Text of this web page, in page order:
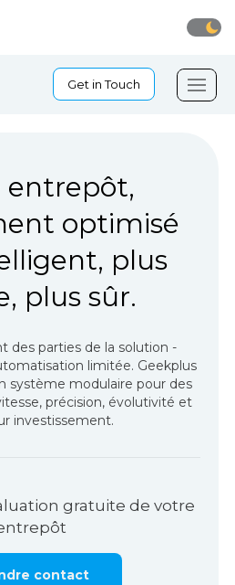
Get in Touch
entrepôt,
optimisé
plus
plus sûr.
des parties de la solution -
limitée. Geekplus
système modulaire pour des
précision, évolutivité et
investissement.
gratuite de votre
contact